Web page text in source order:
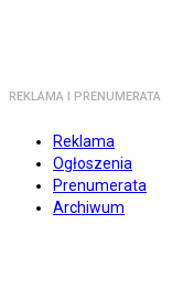
REKLAMA I PRENUMERATA
Reklama
Ogłoszenia
Prenumerata
Archiwum